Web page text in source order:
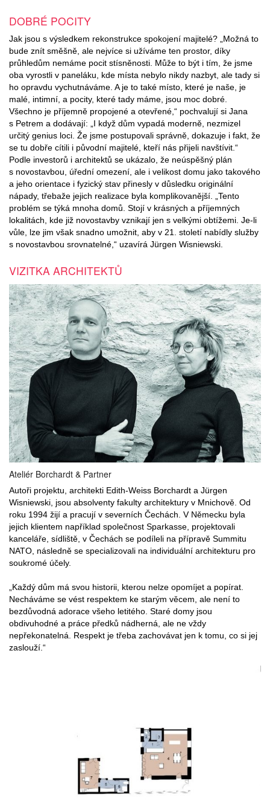
DOBRÉ POCITY
Jak jsou s výsledkem rekonstrukce spokojení majitelé? „Možná to
bude znít směšně, ale nejvíce si užíváme ten prostor, díky
průhledům nemáme pocit stísněnosti. Může to být i tím, že jsme
oba vyrostli v paneláku, kde místa nebylo nikdy nazbyt, ale tady si
ho opravdu vychutnáváme. A je to také místo, které je naše, je
malé, intimní, a pocity, které tady máme, jsou moc dobré.
Všechno je příjemně propojené a otevřené,“ pochvalují si Jana
s Petrem a dodávají: „I když dům vypadá moderně, nezmizel
určitý genius loci. Že jsme postupovali správně, dokazuje i fakt, že
se tu dobře cítili i původní majitelé, kteří nás přijeli navštívit.“
Podle investorů i architektů se ukázalo, že neúspěšný plán
s novostavbou, úřední omezení, ale i velikost domu jako takového
a jeho orientace i fyzický stav přinesly v důsledku originální
nápady, třebaže jejich realizace byla komplikovanější. „Tento
problém se týká mnoha domů. Stojí v krásných a příjemných
lokalitách, kde již novostavby vznikají jen s velkými obtížemi. Je-li
vůle, lze jim však snadno umožnit, aby v 21. století nabídly služby
s novostavbou srovnatelné,“ uzavírá Jürgen Wisniewski.
VIZITKA ARCHITEKTŮ
Ateliér Borchardt & Partner
Autoři projektu, architekti Edith-Weiss Borchardt a Jürgen
Wisniewski, jsou absolventy fakulty architektury v Mnichově. Od
roku 1994 žijí a pracují v severních Čechách. V Německu byla
jejich klientem například společnost Sparkasse, projektovali
kanceláře, sídliště, v Čechách se podíleli na přípravě Summitu
NATO, následně se specializovali na individuální architekturu pro
soukromé účely.
„Každý dům má svou historii, kterou nelze opomíjet a popírat.
Necháváme se vést respektem ke starým věcem, ale není to
bezdůvodná adorace všeho letitého. Staré domy jsou
obdivuhodné a práce předků nádherná, ale ne vždy
nepřekonatelná. Respekt je třeba zachovávat jen k tomu, co si jej
zaslouží.“